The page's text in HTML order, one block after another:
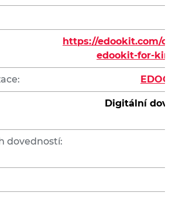
https://edookit.com/
edookit-for-
Digitální
dovedností: